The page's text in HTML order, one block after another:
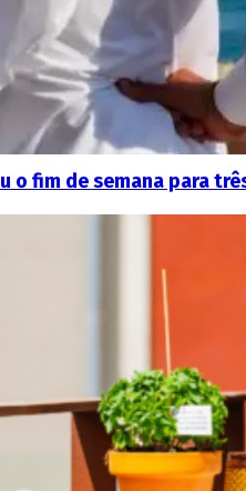
o fim de semana para